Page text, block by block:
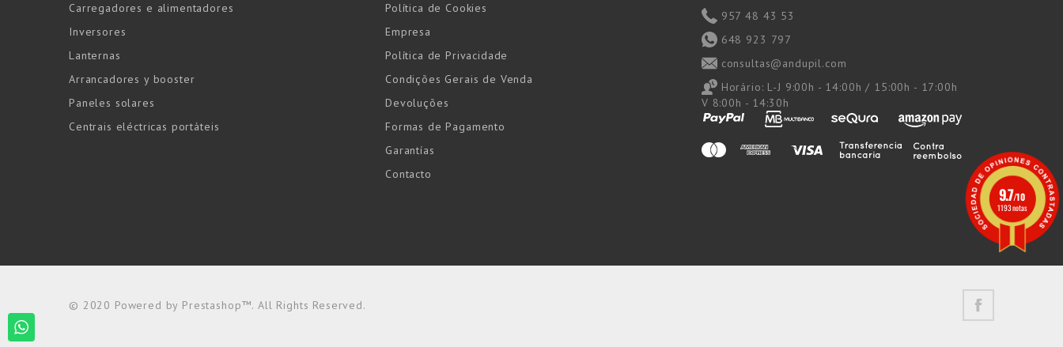
Carregadores e alimentadores
Inversores
Lanternas
Arrancadores y booster
Paneles solares
Centrais eléctricas portáteis
Política de Cookies
Empresa
Política de Privacidade
Condições Gerais de Venda
Devoluções
Formas de Pagamento
Garantías
Contacto
957 48 43 53
648 923 797
consultas@andupil.com
Horário: L-J 9:00h - 14:00h / 15:00h - 17:00h
V 8:00h - 14:30h
© 2020 Powered by Prestashop™. All Rights Reserved.
9.7/10
1193 notas